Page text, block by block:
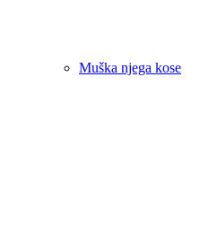
Muška njega kose